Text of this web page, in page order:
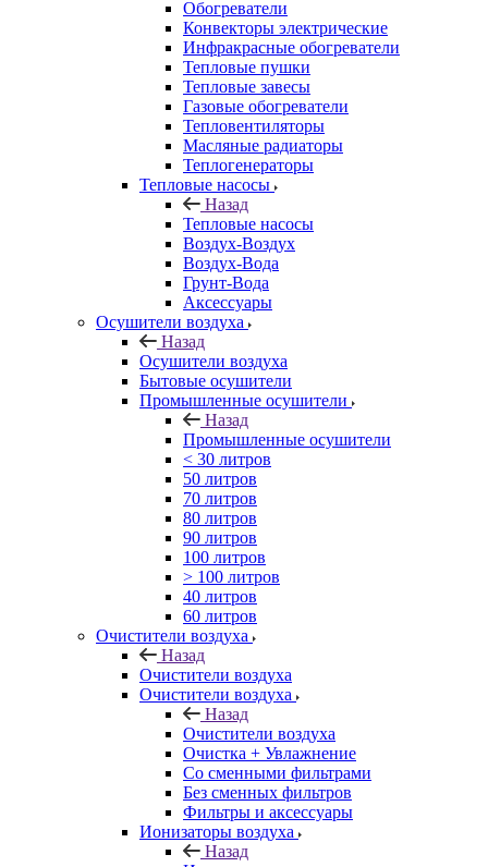
Обогреватели
Конвекторы электрические
Инфракрасные обогреватели
Тепловые пушки
Тепловые завесы
Газовые обогреватели
Тепловентиляторы
Масляные радиаторы
Теплогенераторы
Тепловые насосы
Назад
Тепловые насосы
Воздух-Воздух
Воздух-Вода
Грунт-Вода
Аксессуары
Осушители воздуха
Назад
Осушители воздуха
Бытовые осушители
Промышленные осушители
Назад
Промышленные осушители
< 30 литров
50 литров
70 литров
80 литров
90 литров
100 литров
> 100 литров
40 литров
60 литров
Очистители воздуха
Назад
Очистители воздуха
Очистители воздуха
Назад
Очистители воздуха
Очистка + Увлажнение
Cо сменными фильтрами
Без сменных фильтров
Фильтры и аксессуары
Ионизаторы воздуха
Назад